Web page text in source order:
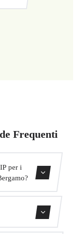
Frequenti
per i
e S-Class per
il processo